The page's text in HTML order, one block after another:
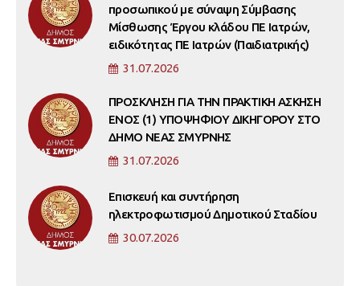
προσωπικού με σύναψη Σύμβασης
Μίσθωσης Έργου κλάδου ΠΕ Ιατρών,
ειδικότητας ΠΕ Ιατρών (Παιδιατρικής)
31.07.2026
ΠΡΟΣΚΛΗΣΗ ΓΙΑ ΤΗΝ ΠΡΑΚΤΙΚΗ ΑΣΚΗΣΗ
ΕΝΟΣ (1) ΥΠΟΨΗΦΙΟΥ ΔΙΚΗΓΟΡΟΥ ΣΤΟ
ΔΗΜΟ ΝΕΑΣ ΣΜΥΡΝΗΣ
31.07.2026
Επισκευή και συντήρηση
ηλεκτροφωτισμού Δημοτικού Σταδίου
30.07.2026